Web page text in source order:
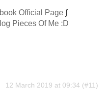
Official Page ∫
Pieces Of Me :D
12 March 2019 at 09:34